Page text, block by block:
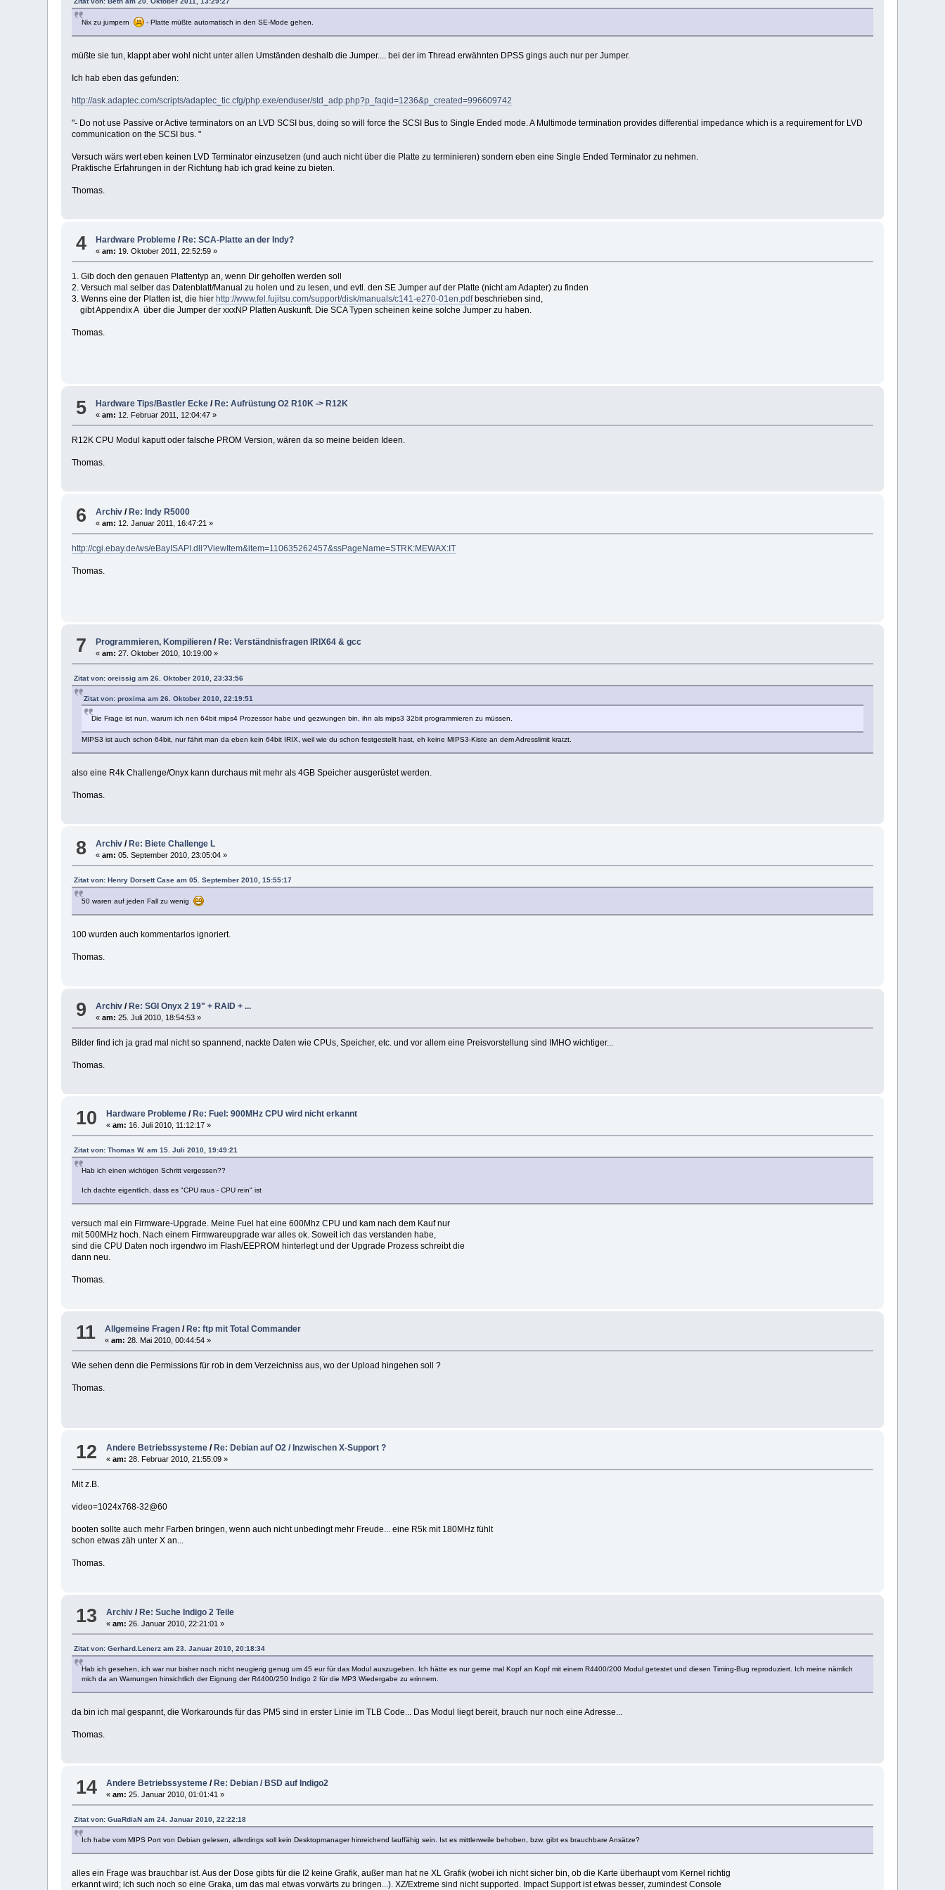
Nix zu jumpern - Platte müßte automatisch in den SE-Mode gehen.
müßte sie tun, klappt aber wohl nicht unter allen Umständen deshalb die Jumper.... bei der im Thread erwähnten DPSS gings auch nur per Jumper.
Ich hab eben das gefunden:
http://ask.adaptec.com/scripts/adaptec_tic.cfg/php.exe/enduser/std_adp.php?p_faqid=1236&p_created=996609742
"- Do not use Passive or Active terminators on an LVD SCSI bus, doing so will force the SCSI Bus to Single Ended mode. A Multimode termination provides differential impedance which is a requirement for LVD
communication on the SCSI bus. "
Versuch wärs wert eben keinen LVD Terminator einzusetzen (und auch nicht über die Platte zu terminieren) sondern eben eine Single Ended Terminator zu nehmen.
Praktische Erfahrungen in der Richtung hab ich grad keine zu bieten.
Thomas.
4 Hardware Probleme /Re: SCA-Platte an der Indy?
«am: 19. Oktober 2011, 22:52:59 »
1. Gib doch den genauen Plattentyp an, wenn Dir geholfen werden soll
2. Versuch mal selber das Datenblatt/Manual zu holen und zu lesen, und evtl. den SE Jumper auf der Platte (nicht am Adapter) zu finden
3. Wenns eine der Platten ist, die hierhttp://www.fel.fujitsu.com/support/disk/manuals/c141-e270-01en.pdfbeschrieben sind,
gibt Appendix A über die Jumper der xxxNP Platten Auskunft. Die SCA Typen scheinen keine solche Jumper zu haben.
Thomas.
5 Hardware Tips/Bastler Ecke / Re: Aufrüstung O2 R10K -> R12K
«am: 12. Februar 2011, 12:04:47 »
R12K CPU Modul kaputt oder falsche PROM Version, wären da so meine beiden Ideen.
Thomas.
6 Archiv /Re: Indy R5000
«am: 12. Januar 2011, 16:47:21 »
http://cgi.ebay.de/ws/eBayISAPI.dll?ViewItem&item=110635262457&ssPageName=STRK:MEWAX:IT
Thomas.
7 Programmieren, Kompilieren / Re: Verständnisfragen IRIX64 & gcc
«am: 27. Oktober 2010, 10:19:00 »
Zitat von: oreissig am 26. Oktober 2010, 23:33:56
Zitat von: proxima am 26. Oktober 2010, 22:19:51
Die Frage ist nun, warum ich nen 64bit mips4 Prozessor habe und gezwungen bin, ihn als mips3 32bit programmieren zu müssen.
MIPS3 ist auch schon 64bit, nur fährt man da eben kein 64bit IRIX, weil wie du schon festgestellt hast, eh keine MIPS3-Kiste an dem Adresslimit kratzt.
also eine R4k Challenge/Onyx kann durchaus mit mehr als 4GB Speicher ausgerüstet werden.
Thomas.
8 Archiv / Re: Biete Challenge L
«am: 05. September 2010, 23:05:04 »
Zitat von: Henry Dorsett Case am 05. September 2010, 15:55:17
50 waren auf jeden Fall zu wenig
100 wurden auch kommentarlos ignoriert.
Thomas.
9 Archiv / Re: SGI Onyx 2 19" + RAID + ...
«am: 25. Juli 2010, 18:54:53 »
Bilder find ich ja grad mal nicht so spannend, nackte Daten wie CPUs, Speicher, etc. und vor allem eine Preisvorstellung sind IMHO wichtiger...
Thomas.
10 Hardware Probleme / Re: Fuel: 900MHz CPU wird nicht erkannt
«am: 16. Juli 2010, 11:12:17 »
Zitat von: Thomas W. am 15. Juli 2010, 19:49:21
Hab ich einen wichtigen Schritt vergessen??
Ich dachte eigentlich, dass es "CPU raus - CPU rein" ist
versuch mal ein Firmware-Upgrade. Meine Fuel hat eine 600Mhz CPU und kam nach dem Kauf nur
mit 500MHz hoch. Nach einem Firmwareupgrade war alles ok. Soweit ich das verstanden habe,
sind die CPU Daten noch irgendwo im Flash/EEPROM hinterlegt und der Upgrade Prozess schreibt die
dann neu.
Thomas.
11 Allgemeine Fragen /Re: ftp mit Total Commander
«am: 28. Mai 2010, 00:44:54 »
Wie sehen denn die Permissions für rob in dem Verzeichniss aus, wo der Upload hingehen soll ?
Thomas.
12 Andere Betriebssysteme / Re: Debian auf O2 / Inzwischen X-Support ?
«am: 28. Februar 2010, 21:55:09 »
Mit z.B.
video=1024x768-32@60
booten sollte auch mehr Farben bringen, wenn auch nicht unbedingt mehr Freude... eine R5k mit 180MHz fühlt
schon etwas zäh unter X an...
Thomas.
13 Archiv /Re: Suche Indigo 2 Teile
«am: 26. Januar 2010, 22:21:01 »
Zitat von: Gerhard.Lenerz am 23. Januar 2010, 20:18:34
Hab ich gesehen, ich war nur bisher noch nicht neugierig genug um 45 eur für das Modul auszugeben. Ich hätte es nur gerne mal Kopf an Kopf mit einem R4400/200 Modul getestet und diesen Timing-Bug reproduziert. Ich meine nämlich
mich da an Warnungen hinsichtlich der Eignung der R4400/250 Indigo 2 für die MP3 Wiedergabe zu erinnern.
da bin ich mal gespannt, die Workarounds für das PM5 sind in erster Linie im TLB Code... Das Modul liegt bereit, brauch nur noch eine Adresse...
Thomas.
14 Andere Betriebssysteme / Re: Debian / BSD auf Indigo2
«am: 25. Januar 2010, 01:01:41 »
Zitat von: GuaRdiaN am 24. Januar 2010, 22:22:18
Ich habe vom MIPS Port von Debian gelesen, allerdings soll kein Desktopmanager hinreichend lauffähig sein. Ist es mittlerweile behoben, bzw. gibt es brauchbare Ansätze?
alles ein Frage was brauchbar ist. Aus der Dose gibts für die I2 keine Grafik, außer man hat ne XL Grafik (wobei ich nicht sicher bin, ob die Karte überhaupt vom Kernel richtig
erkannt wird; ich such noch so eine Graka, um das mal etwas vorwärts zu bringen...). XZ/Extreme sind nicht supported. Impact Support ist etwas besser, zumindest Console